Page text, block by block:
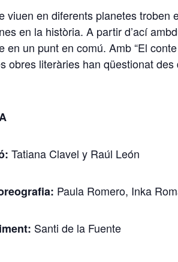
viuen en diferents planetes
en la història. A partir d’ací
en un punt en comú. Amb “El
obres literàries han qüestionat
Tatiana Clavel y Raúl León
Paula Romero, Inka
Santi de la Fuente